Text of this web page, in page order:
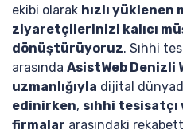
ekibi olarak hızlı
ziyaretçilerinizi kalıcı
dönüştürüyoruz. Sıhhi
arasında AsistWeb Denizli
uzmanlığıyla dijital
edinirken, sıhhi
firmalar arasındaki